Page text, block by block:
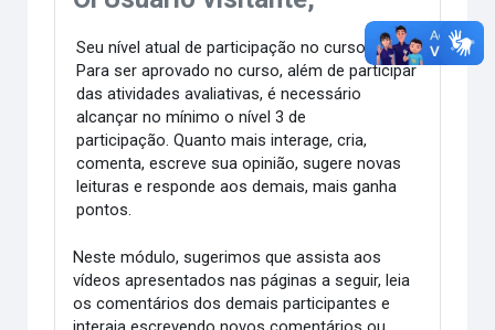
Seu nível atual de participação no curso é: .
Para ser aprovado no curso, além de participar
das atividades avaliativas, é necessário
alcançar no mínimo o nível 3 de
participação. Quanto mais interage, cria,
comenta, escreve sua opinião, sugere novas
leituras e responde aos demais, mais ganha
pontos.
Neste módulo, sugerimos que assista aos
vídeos apresentados nas páginas a seguir, leia
os comentários dos demais participantes e